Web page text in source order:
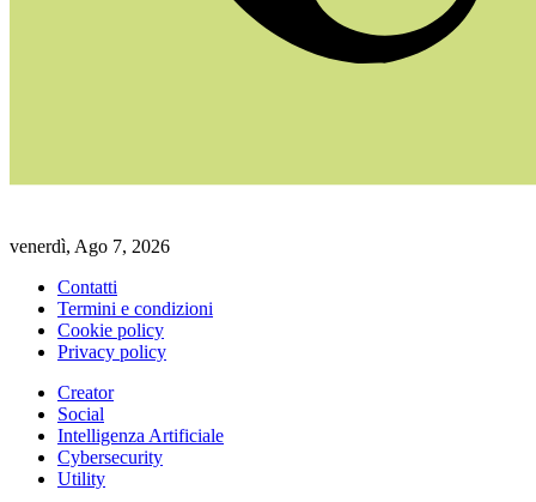
venerdì, Ago 7, 2026
Contatti
Termini e condizioni
Cookie policy
Privacy policy
Creator
Social
Intelligenza Artificiale
Cybersecurity
Utility